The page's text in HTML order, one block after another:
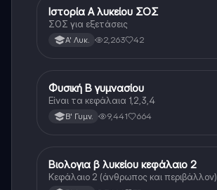
Ιστορία
Ιστορία Α λυκείου ΣΟΣ
ΣΟΣ για εξετάσεις
Α' Λυκ. 2,263 42
Φυσική
Φυσική Β γυμνασίου
Είναι τα κεφάλαια 1,2,3,4
Β' Γυμν. 9,441 664
Βιολογία
Βιολογια β λυκείου κεφάλαιο 2
Κεφάλαιο 2 (άνθρωπος και περιβάλλον)